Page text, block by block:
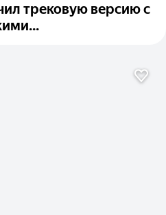
трековую версию с